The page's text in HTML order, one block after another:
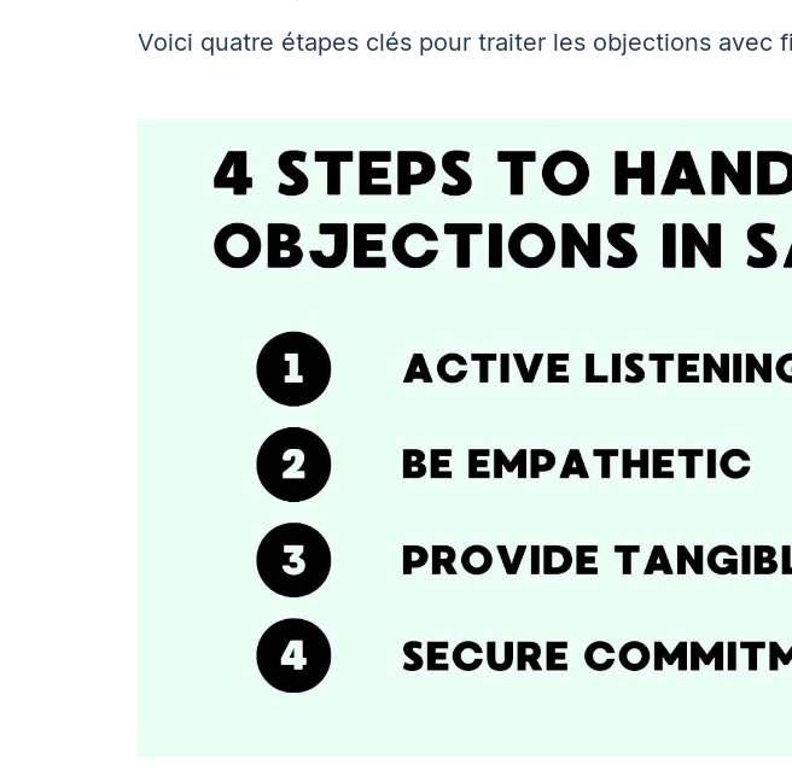
Voici quatre étapes clés pour traiter les objections avec